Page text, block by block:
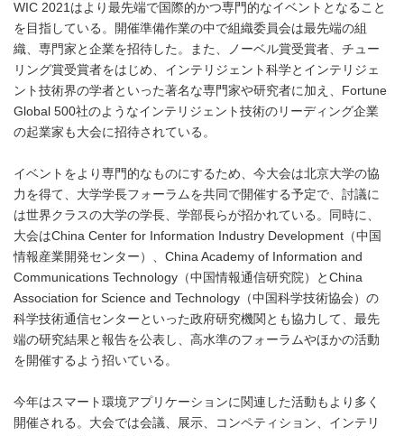
WIC 2021はより最先端で国際的かつ専門的なイベントとなること
を目指している。開催準備作業の中で組織委員会は最先端の組
織、専門家と企業を招待した。また、ノーベル賞受賞者、チュー
リング賞受賞者をはじめ、インテリジェント科学とインテリジェ
ント技術界の学者といった著名な専門家や研究者に加え、Fortune
Global 500社のようなインテリジェント技術のリーディング企業
の起業家も大会に招待されている。
イベントをより専門的なものにするため、今大会は北京大学の協
力を得て、大学学長フォーラムを共同で開催する予定で、討議に
は世界クラスの大学の学長、学部長らが招かれている。同時に、
大会はChina Center for Information Industry Development（中国
情報産業開発センター）、China Academy of Information and
Communications Technology（中国情報通信研究院）とChina
Association for Science and Technology（中国科学技術協会）の
科学技術通信センターといった政府研究機関とも協力して、最先
端の研究結果と報告を公表し、高水準のフォーラムやほかの活動
を開催するよう招いている。
今年はスマート環境アプリケーションに関連した活動もより多く
開催される。大会では会議、展示、コンペティション、インテリ